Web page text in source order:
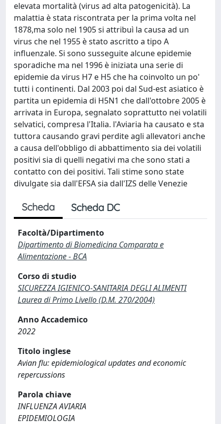
elevata mortalità (virus ad alta patogenicità). La
malattia è stata riscontrata per la prima volta nel
1878,ma solo nel 1905 si attribuì la causa ad un
virus che nel 1955 è stato ascritto a tipo A
influenzale. Si sono susseguite alcune epidemie
sporadiche ma nel 1996 è iniziata una serie di
epidemie da virus H7 e H5 che ha coinvolto un po'
tutti i continenti. Dal 2003 poi dal Sud-est asiatico è
partita un epidemia di H5N1 che dall'ottobre 2005 è
arrivata in Europa, segnalato soprattutto nei volatili
selvatici, compresa l'Italia. l'Aviaria ha causato e sta
tuttora causando gravi perdite agli allevatori anche
a causa dell'obbligo di abbattimento sia dei volatili
positivi sia di quelli negativi ma che sono stati a
contatto con dei positivi. Tali stime sono state
divulgate sia dall'EFSA sia dall'IZS delle Venezie
Scheda Scheda DC
Facoltà/Dipartimento
Dipartimento di Biomedicina Comparata e
Alimentazione - BCA
Corso di studio
SICUREZZA IGIENICO-SANITARIA DEGLI ALIMENTI
Laurea di Primo Livello (D.M. 270/2004)
Anno Accademico
2022
Titolo inglese
Avian flu: epidemiological updates and economic
repercussions
Parola chiave
INFLUENZA AVIARIA
EPIDEMIOLOGIA